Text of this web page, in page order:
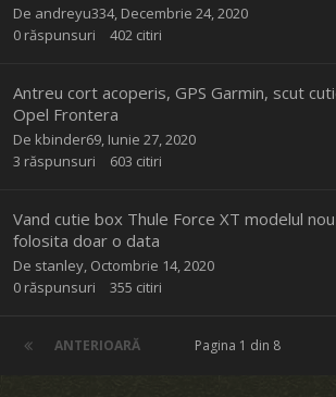
De andreyu334, Decembrie 24, 2020
0 răspunsuri 402 citiri
Antreu cort acoperis, GPS Garmin, scut
Opel Frontera
De kbinder69 Iunie 27, 2020
3 răspunsuri 603 citiri
Vand cutie box Thule Force XT modelul
folosita doar o data
De stanley Octombrie 14, 2020
0 răspunsuri 355 citiri
ANTERIOARĂ Pagina 1 din 8